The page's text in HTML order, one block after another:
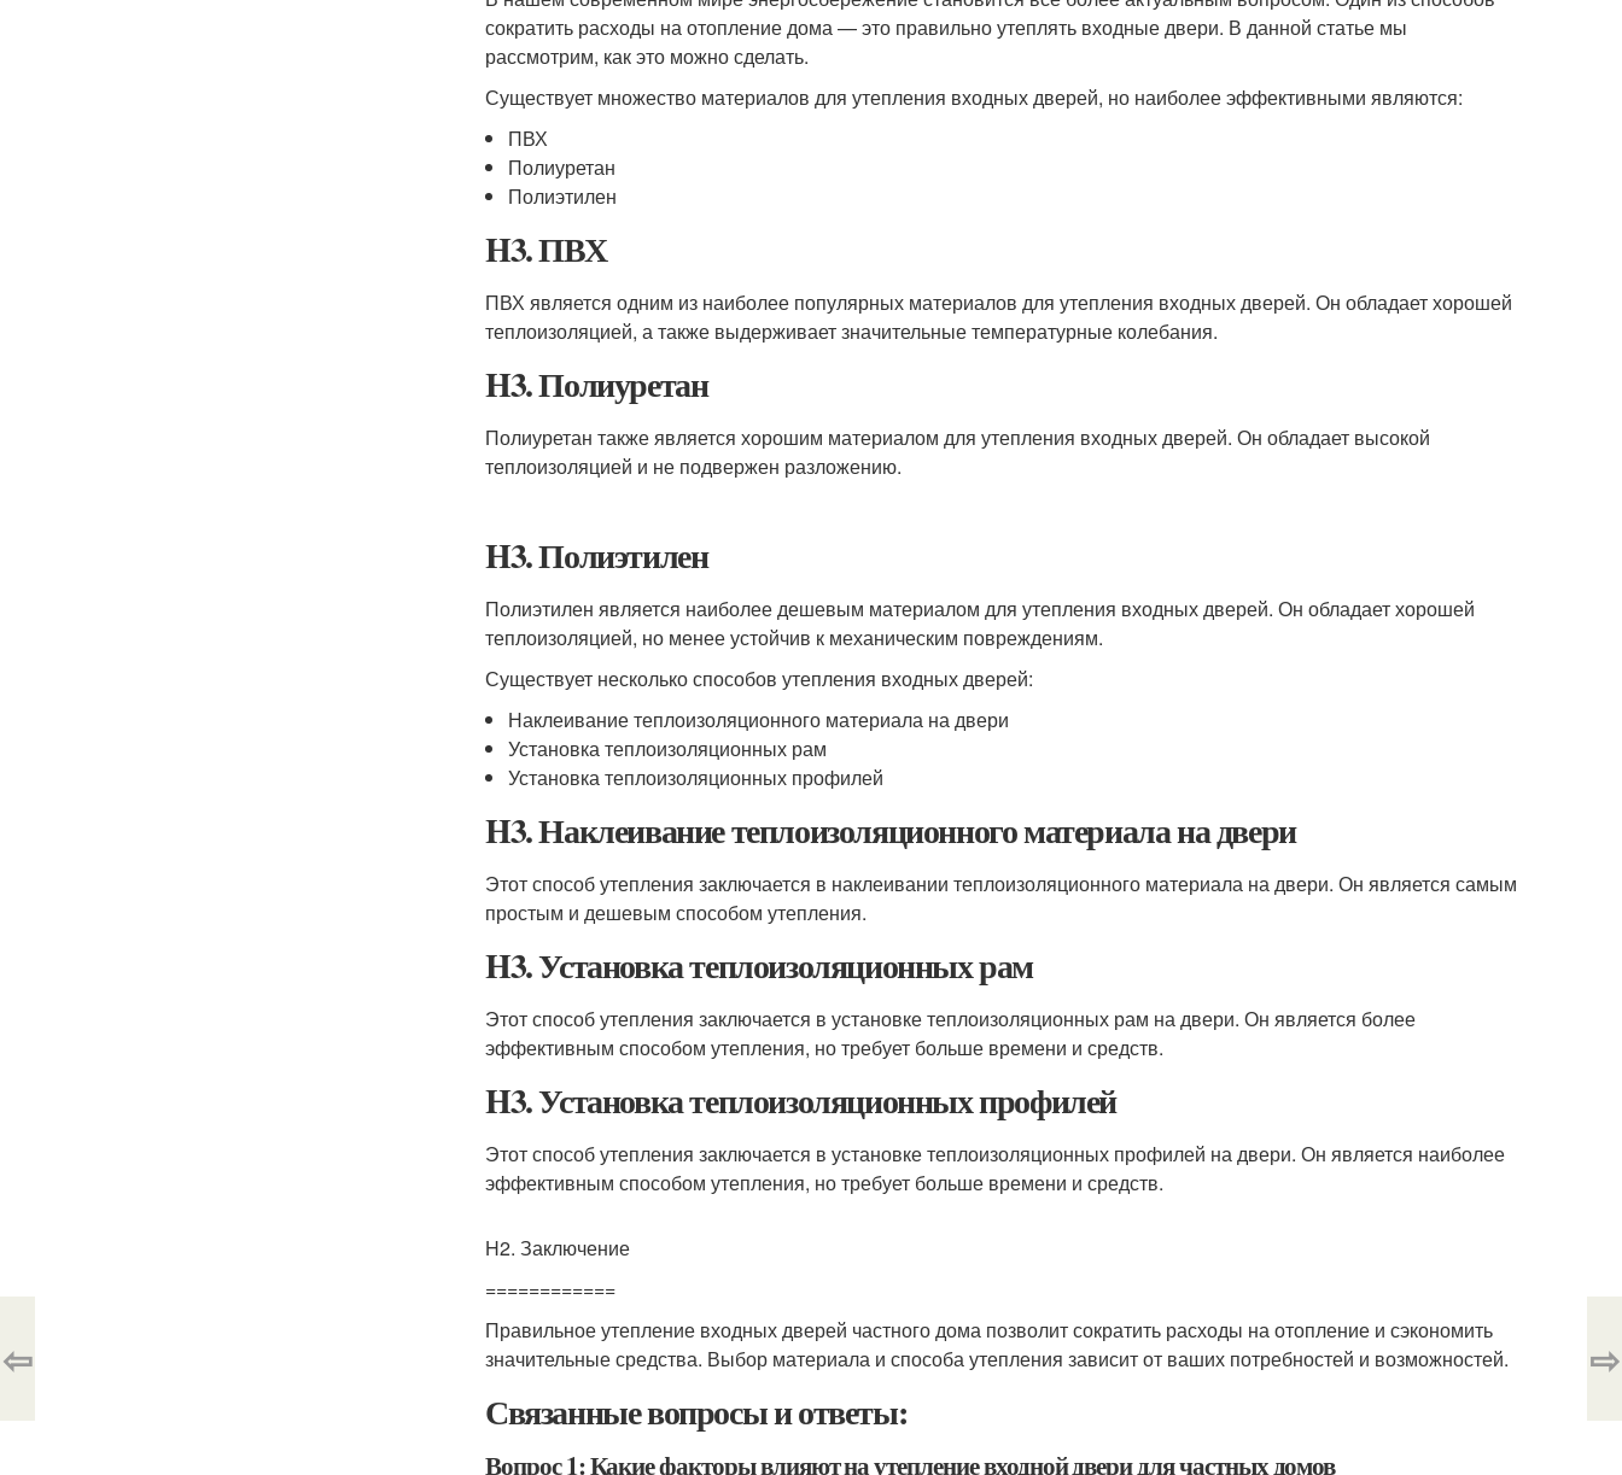
сократить расходы на отопление дома — это правильно утеплять входные двери. В данной статье мы
рассмотрим, как это можно сделать.
Существует множество материалов для утепления входных дверей, но наиболее эффективными являются:
ПВХ
Полиуретан
Полиэтилен
H3. ПВХ
ПВХ является одним из наиболее популярных материалов для утепления входных дверей. Он обладает хорошей
теплоизоляцией, а также выдерживает значительные температурные колебания.
H3. Полиуретан
Полиуретан также является хорошим материалом для утепления входных дверей. Он обладает высокой
теплоизоляцией и не подвержен разложению.
H3. Полиэтилен
Полиэтилен является наиболее дешевым материалом для утепления входных дверей. Он обладает хорошей
теплоизоляцией, но менее устойчив к механическим повреждениям.
Существует несколько способов утепления входных дверей:
Наклеивание теплоизоляционного материала на двери
Установка теплоизоляционных рам
Установка теплоизоляционных профилей
H3. Наклеивание теплоизоляционного материала на двери
Этот способ утепления заключается в наклеивании теплоизоляционного материала на двери. Он является самым
простым и дешевым способом утепления.
H3. Установка теплоизоляционных рам
Этот способ утепления заключается в установке теплоизоляционных рам на двери. Он является более
эффективным способом утепления, но требует больше времени и средств.
H3. Установка теплоизоляционных профилей
Этот способ утепления заключается в установке теплоизоляционных профилей на двери. Он является наиболее
эффективным способом утепления, но требует больше времени и средств.
H2. Заключение
============
Правильное утепление входных дверей частного дома позволит сократить расходы на отопление и сэкономить
значительные средства. Выбор материала и способа утепления зависит от ваших потребностей и возможностей.
Связанные вопросы и ответы:
Вопрос 1: Какие факторы влияют на утепление входной двери для частных домов
⇦ ⇨